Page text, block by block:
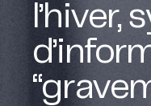
l’hiver,